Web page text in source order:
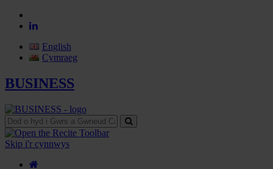
English
Cymraeg
BUSINESS
Dod
o
hyd
Gwrs
Skip i'r cynnwys